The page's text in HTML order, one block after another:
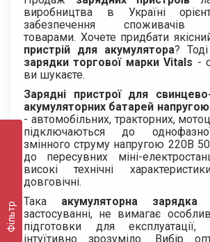
Фільтр
виробництва в Україні
забезпечення споживачів
товарами. Хочете придбати
пристрій для акумулятора? Тоді
зарядки торгової марки Vitals -
ви шукаєте.
Зарядні пристрої для
акумуляторних батарей
- автомобільних, тракторних,
підключаються до
змінного струму напругою 220В
до пересувних міні-
високі технічні
довговічні.
Така акумуляторна зарядка
застосуванні, не вимагає
підготовки для експлуатації,
інтуїтивно зрозуміло. Вибір